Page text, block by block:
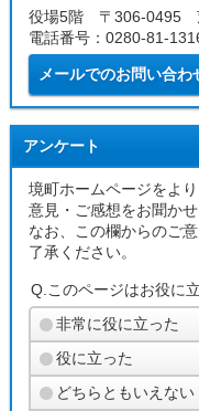
役場5階 〒306-0495
電話番号：0280-81-
メールでのお問い合わ
アンケート
境町ホームページをよ
意見・ご感想をお聞かせ
なお、この欄からのご
了承ください。
Q.このページはお役に
非常に役に立った
役に立った
どちらともいえない